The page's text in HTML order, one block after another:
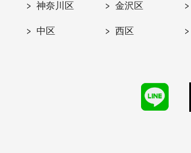
神奈川区 金沢区
中区 西区